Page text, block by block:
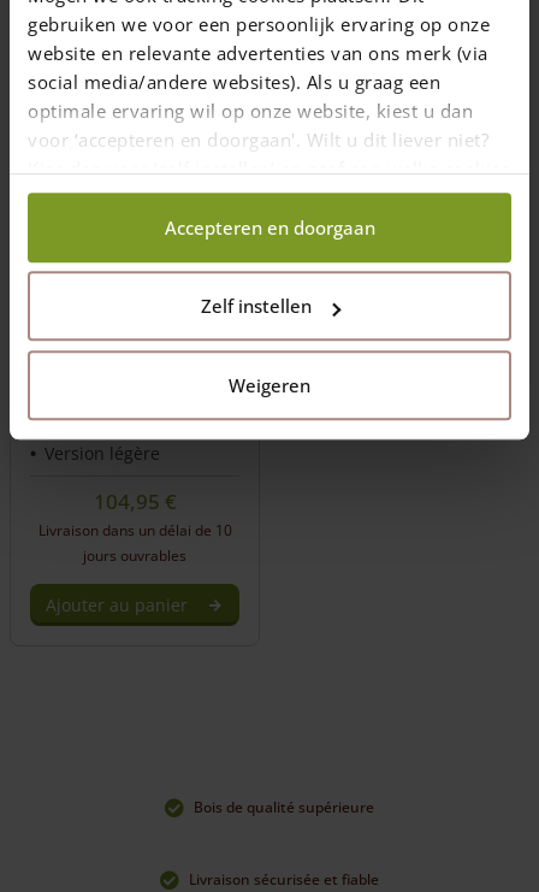
gebruiken we voor een persoonlijk ervaring op onze
website en relevante advertenties van ons merk (via
social media/andere websites). Als u graag een
optimale ervaring wil op onze website, kiest u dan
voor ‘accepteren en doorgaan'. Wilt u dit liever niet?
Kies dan voor ‘zelf instellen’ en geef aan welke cookies
wij wel mogen verzamelen.
Accepteren en doorgaan
Zelf instellen
Weigeren
Livraison dans un délai de 10
jours ouvrables
Ajouter au panier
Livraison dans un délai de 10
jours ouvrables
Ajouter au panier
80 cm
Maille 15 cm
Version légère
104,95 €
Livraison dans un délai de 10
jours ouvrables
Ajouter au panier
Bois de qualité supérieure
Livraison sécurisée et fiable